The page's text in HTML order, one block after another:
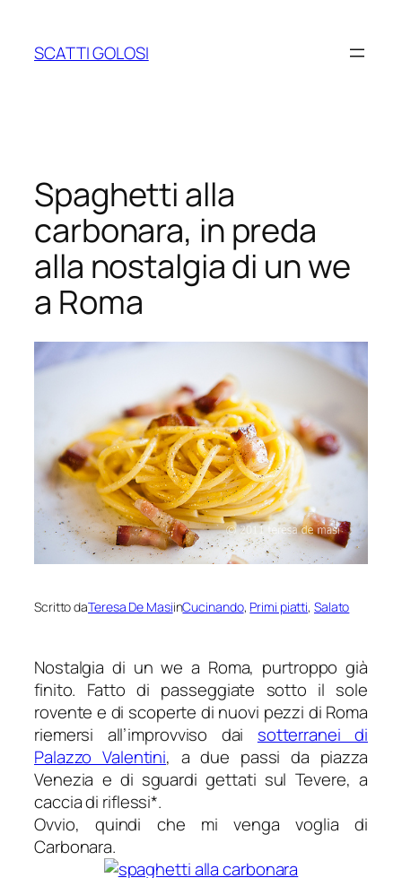
contenuto
SCATTI GOLOSI
Spaghetti alla
carbonara, in preda
alla nostalgia di un we
a Roma
Scritto daTeresa De MasiinCucinando, Primi piatti, Salato
Nostalgia di un we a Roma, purtroppo già
finito. Fatto di passeggiate sotto il sole
rovente e di scoperte di nuovi pezzi di Roma
riemersi all’improvviso dai sotterranei di
Palazzo Valentini, a due passi da piazza
Venezia e di sguardi gettati sul Tevere, a
caccia di riflessi*.
Ovvio, quindi che mi venga voglia di
Carbonara.